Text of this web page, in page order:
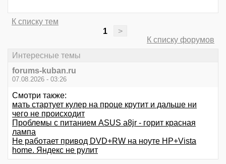
К списку тем
1
>
К списку форумов
Интересные темы
forums-kuban.ru
07.08.2026 - 03:26
Смотри также:
мать стартует кулер на проце крутит и дальше ни
чего не происходит
Проблемы с питанием ASUS a8jr - горит красная
лампа
Не работает привод DVD+RW на ноуте HP+Vista
home. Яндекс не рулит